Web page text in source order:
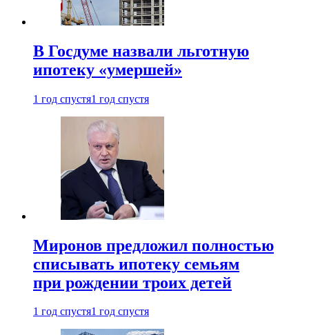
В Госдуме назвали льготную
ипотеку «умершей»
1 год спустя1 год спустя
Миронов предложил полностью
списывать ипотеку семьям
при рождении троих детей
1 год спустя1 год спустя